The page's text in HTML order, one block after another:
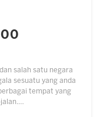
salah satu negara
sesuatu yang anda
tempat yang